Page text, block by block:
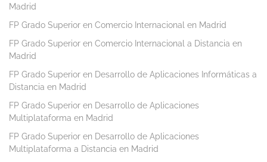
Madrid
FP Grado Superior en Comercio Internacional en Madrid
FP Grado Superior en Comercio Internacional a Distancia en
Madrid
FP Grado Superior en Desarrollo de Aplicaciones Informáticas a
Distancia en Madrid
FP Grado Superior en Desarrollo de Aplicaciones
Multiplataforma en Madrid
FP Grado Superior en Desarrollo de Aplicaciones
Multiplataforma a Distancia en Madrid